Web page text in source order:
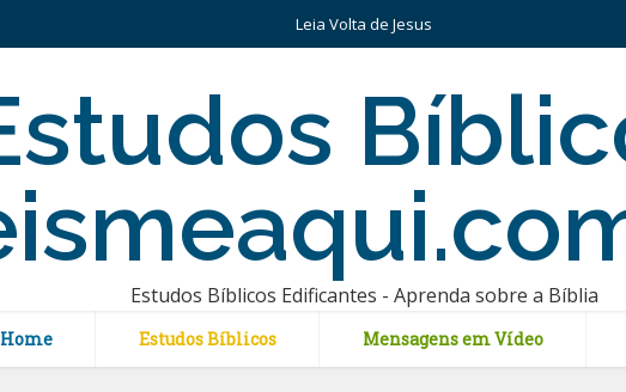
Leia Volta de Jesus
Estudos Bíblicos Edificantes - Aprenda sobre a Bíblia
Home Estudos Bíblicos Mensagens em Vídeo